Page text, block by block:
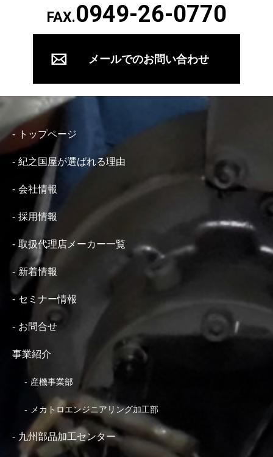
FAX.0949-26-0770
メールでのお問い合わせ
トップページ
紀之国屋が選ばれる理由
会社情報
採用情報
取扱代理店メーカー一覧
新着情報
セミナー情報
お問合せ
事業紹介
産機事業部
メカトロエンジニアリング加工部
九州部品加工センター